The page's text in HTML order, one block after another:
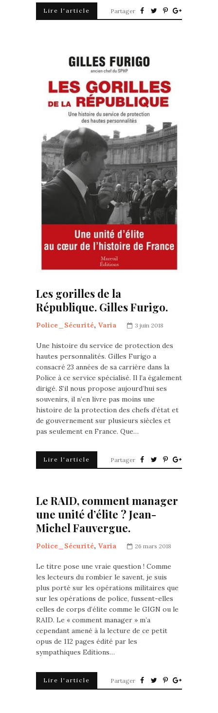
Lire l'article Partager
Les gorilles de la
République. Gilles Furigo.
Police_Sécurité, Varia 3 juin 2018
Une histoire du service de protection des
hautes personnalités. Gilles Furigo a
consacré 23 années de sa carrière dans la
Police à ce service spécialisé. Il l’a également
dirigé. S’il nous propose aujourd’hui ses
souvenirs, il n’en livre pas moins une
histoire de la protection des chefs d’état et
de gouvernement sur plusieurs siècles et
pas seulement en France. Que…
Lire l'article Partager
Le RAID, comment manager
une unité d’élite ? Jean-
Michel Fauvergue.
Police_Sécurité, Varia 26 mars 2018
Le titre pose une vraie question ! Comme
les lecteurs du rombier le savent, je suis
plus porté sur les opérations militaires que
sur les opérations de police, fussent-elles
celles de corps d’élite comme le GIGN ou le
RAID. Le « comment manager » m’a
cependant amené à la lecture de ce petit
opus de 112 pages édité par les
sympathiques Editions…
Lire l'article Partager